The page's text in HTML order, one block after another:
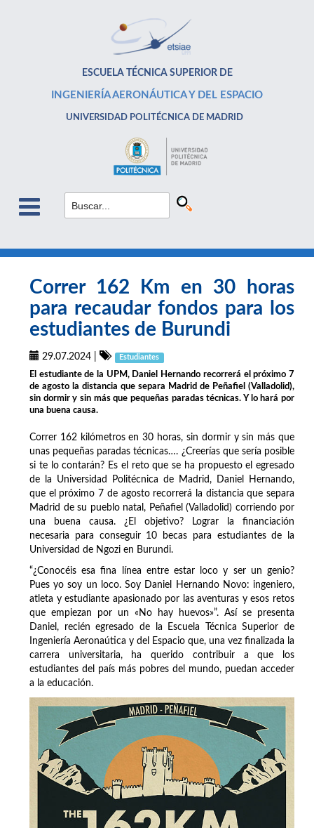
ESCUELA TÉCNICA SUPERIOR DE
INGENIERÍA AERONÁUTICA Y DEL ESPACIO
UNIVERSIDAD POLITÉCNICA DE MADRID
Correr 162 Km en 30 horas
para recaudar fondos para los
estudiantes de Burundi
29.07.2024 Estudiantes
El estudiante de la UPM, Daniel Hernando recorrerá el próximo 7
de agosto la distancia que separa Madrid de Peñafiel (Valladolid),
sin dormir y sin más que pequeñas paradas técnicas. Y lo hará por
una buena causa.
Correr 162 kilómetros en 30 horas, sin dormir y sin más que
unas pequeñas paradas técnicas…. ¿Creerías que sería posible
si te lo contarán? Es el reto que se ha propuesto el egresado
de la Universidad Politécnica de Madrid, Daniel Hernando,
que el próximo 7 de agosto recorrerá la distancia que separa
Madrid de su pueblo natal, Peñafiel (Valladolid) corriendo por
una buena causa. ¿El objetivo? Lograr la financiación
necesaria para conseguir 10 becas para estudiantes de la
Universidad de Ngozi en Burundi.
“¿Conocéis esa fina línea entre estar loco y ser un genio?
Pues yo soy un loco. Soy Daniel Hernando Novo: ingeniero,
atleta y estudiante apasionado por las aventuras y esos retos
que empiezan por un «No hay huevos»”. Así se presenta
Daniel, recién egresado de la Escuela Técnica Superior de
Ingeniería Aeronaútica y del Espacio que, una vez finalizada la
carrera universitaria, ha querido contribuir a que los
estudiantes del país más pobres del mundo, puedan acceder
a la educación.